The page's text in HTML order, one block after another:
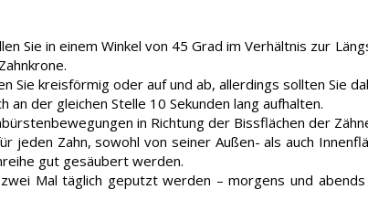
Sie in einem Winkel von 45 Grad im Verhältnis zur
Sie kreisförmig oder auf und ab, allerdings sollten Sie
an der gleichen Stelle 10 Sekunden lang aufhalten.
in Richtung der Bissflächen der
jeden Zahn, sowohl von seiner Außen- als auch
gut gesäubert werden.
Mal täglich geputzt werden – morgens und